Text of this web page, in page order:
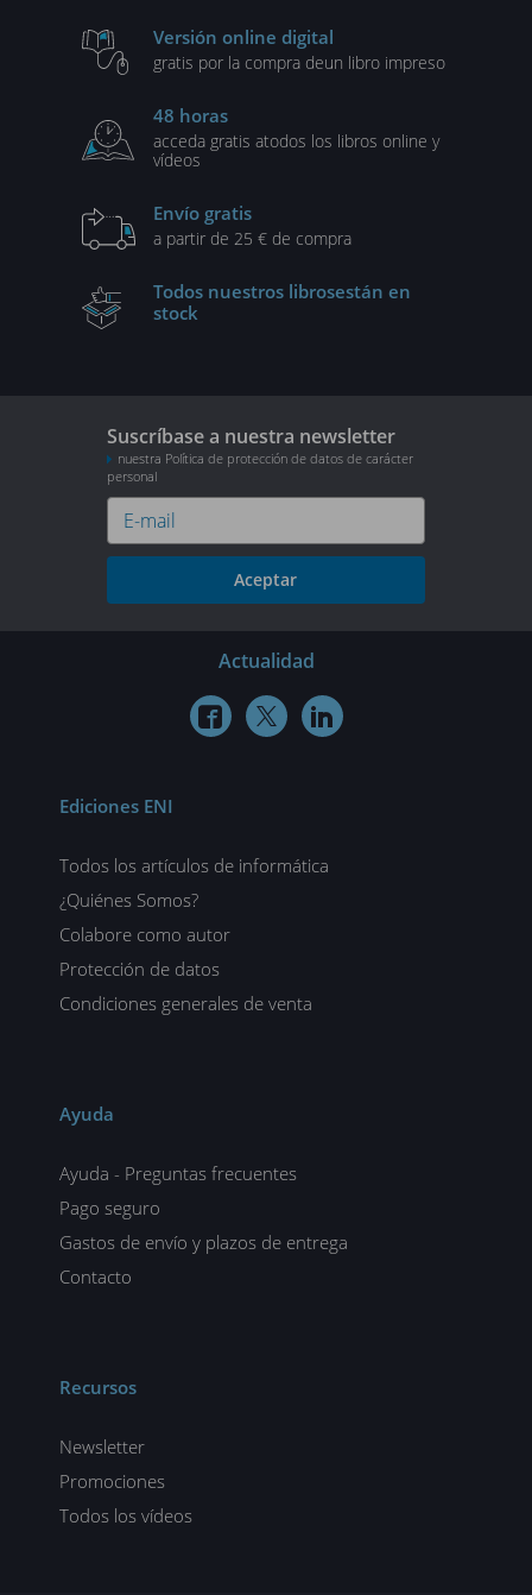
Versión online digital
gratis por la compra deun libro impreso
48 horas
acceda gratis atodos los libros online y
vídeos
Envío gratis
a partir de 25 € de compra
Todos nuestros librosestán en
stock
Suscríbase a nuestra newsletter
nuestra Política de protección de datos de carácter
personal
Aceptar
Actualidad
  
Ediciones ENI
Todos los artículos de informática
¿Quiénes Somos?
Colabore como autor
Protección de datos
Condiciones generales de venta
Ayuda
Ayuda - Preguntas frecuentes
Pago seguro
Gastos de envío y plazos de entrega
Contacto
Recursos
Newsletter
Promociones
Todos los vídeos